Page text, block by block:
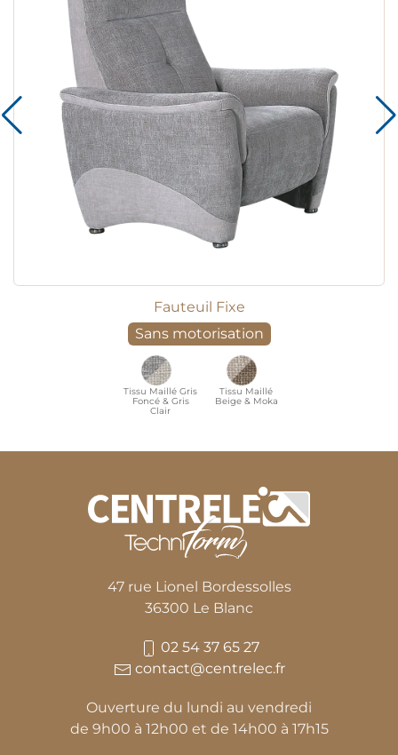
Fauteuil Fixe
Sans motorisation
Tissu Maillé Gris
Foncé & Gris
Clair
Tissu Maillé
Beige & Moka
47 rue Lionel Bordessolles
36300 Le Blanc
02 54 37 65 27
contact@centrelec.fr
Ouverture du lundi au vendredi
de 9h00 à 12h00 et de 14h00 à 17h15